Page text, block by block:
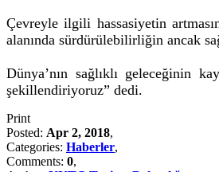
Çevreyle ilgili hassasiyetin
alanında sürdürülebilirliğin ancak
Dünya’nın sağlıklı geleceğinin
şekillendiriyoruz” dedi.
Print
Posted: Apr 2, 2018,
Categories: Haberler,
Comments: 0,